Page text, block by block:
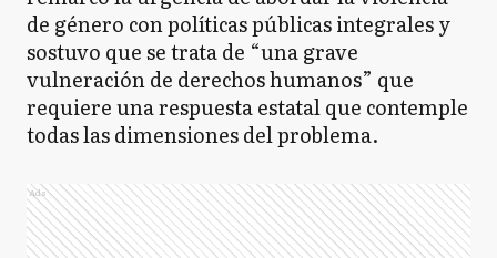
de género con políticas públicas integrales y
sostuvo que se trata de “una grave
vulneración de derechos humanos” que
requiere una respuesta estatal que contemple
todas las dimensiones del problema.
Ads